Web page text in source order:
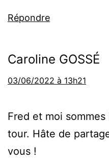
Répondre
Caroline GOSSÉ
03/06/2022 à 13h21
Fred et moi
tour. Hâte de
vous !